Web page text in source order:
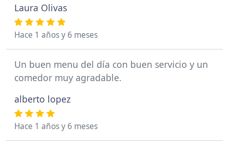
Laura Olivas
Hace 1 años y 6 meses
Un buen menu del día con buen servicio y un
comedor muy agradable.
alberto lopez
Hace 1 años y 6 meses